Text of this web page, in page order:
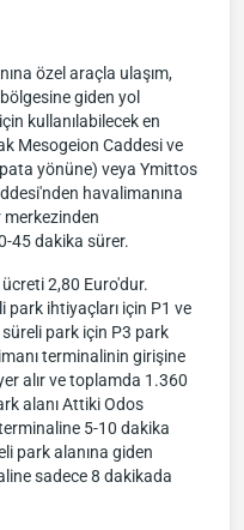
özel araçla ulaşım,
giden yol
kullanılabilecek en
Mesogeion Caddesi ve
yönüne) veya Ymittos
havalimanına
45 dakika sürer.
2,80 Euro'dur.
park ihtiyaçları için P1 ve
park için P3 park
terminalinin girişine
alır ve toplamda 1.360
alanı Attiki Odos
5-10 dakika
park alanına giden
sadece 8 dakikada